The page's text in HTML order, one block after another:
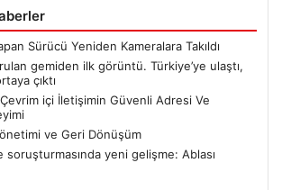
Sürücü Yeniden Kameralara Takıldı
gemiden ilk görüntü. Türkiye’ye ulaştı,
çıktı
içi İletişimin Güvenli Adresi Ve
ve Geri Dönüşüm
soruşturmasında yeni gelişme: Ablası